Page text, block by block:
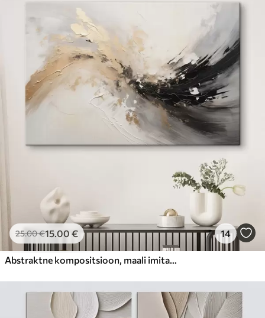
25.00€15.00 € 14
Abstraktne kompositsioon, maali imitatsioon